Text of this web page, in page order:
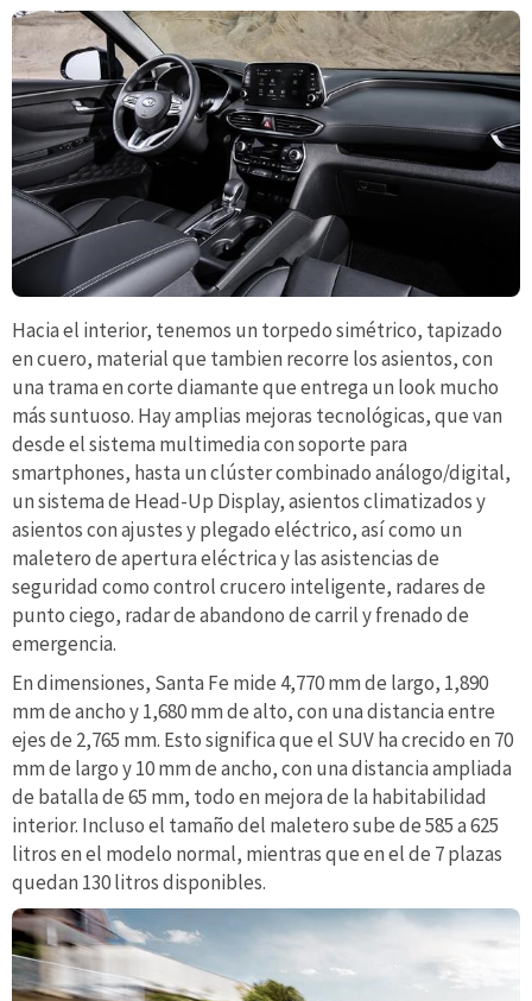
Hacia el interior, tenemos un torpedo simétrico, tapizado
en cuero, material que tambien recorre los asientos, con
una trama en corte diamante que entrega un look mucho
más suntuoso. Hay amplias mejoras tecnológicas, que van
desde el sistema multimedia con soporte para
smartphones, hasta un clúster combinado análogo/digital,
un sistema de Head-Up Display, asientos climatizados y
asientos con ajustes y plegado eléctrico, así como un
maletero de apertura eléctrica y las asistencias de
seguridad como control crucero inteligente, radares de
punto ciego, radar de abandono de carril y frenado de
emergencia.
En dimensiones, Santa Fe mide 4,770 mm de largo, 1,890
mm de ancho y 1,680 mm de alto, con una distancia entre
ejes de 2,765 mm. Esto significa que el SUV ha crecido en 70
mm de largo y 10 mm de ancho, con una distancia ampliada
de batalla de 65 mm, todo en mejora de la habitabilidad
interior. Incluso el tamaño del maletero sube de 585 a 625
litros en el modelo normal, mientras que en el de 7 plazas
quedan 130 litros disponibles.